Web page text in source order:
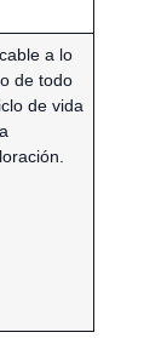
a lo
de todo
de vida